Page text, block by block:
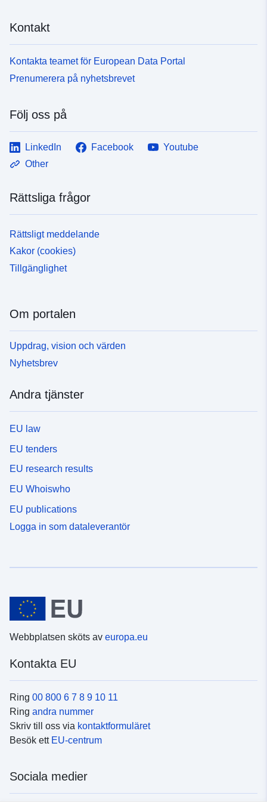
Kontakt
Kontakta teamet för European Data Portal
Prenumerera på nyhetsbrevet
Följ oss på
LinkedIn Facebook
Youtube
Other
Rättsliga frågor
Rättsligt meddelande
Kakor (cookies)
Tillgänglighet
Om portalen
Uppdrag, vision och värden
Nyhetsbrev
Andra tjänster
EU law
EU tenders
EU research results
EU Whoiswho
EU publications
Logga in som dataleverantör
Webbplatsen sköts av europa.eu
Kontakta EU
Ring 00 800 6 7 8 9 10 11
Ring andra nummer
Skriv till oss via kontaktformuläret
Besök ett EU-centrum
Sociala medier